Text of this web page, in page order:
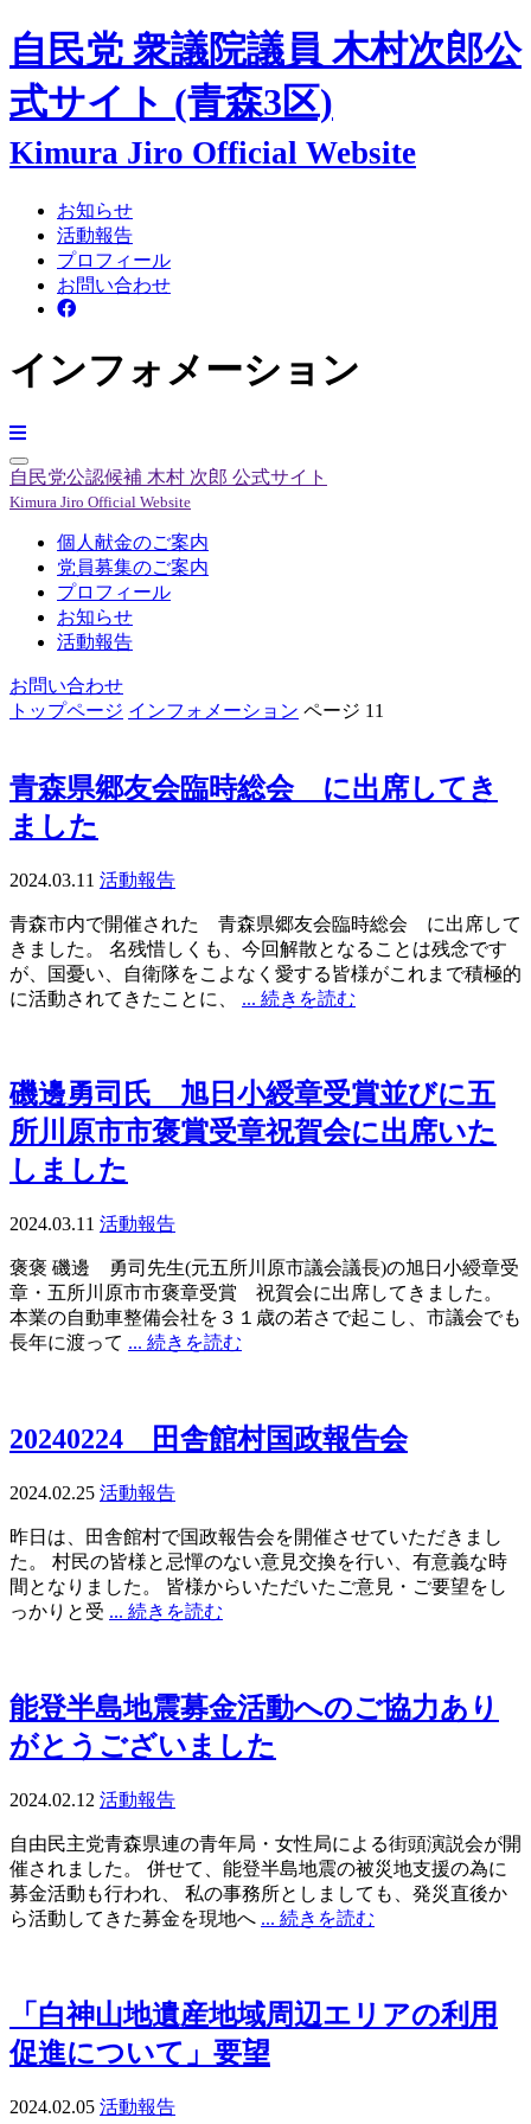
自民党 衆議院議員 木村次郎公
式サイト (青森3区)
Kimura Jiro Official Website
お知らせ
活動報告
プロフィール
お問い合わせ
インフォメーション
自民党公認候補 木村 次郎 公式サイト
Kimura Jiro Official Website
個人献金のご案内
党員募集のご案内
プロフィール
お知らせ
活動報告
お問い合わせ
トップページ インフォメーション ページ 11
青森県郷友会臨時総会 に出席してき
ました
2024.03.11 活動報告
青森市内で開催された 青森県郷友会臨時総会 に出席して
きました。 名残惜しくも、今回解散となることは残念です
が、国憂い、自衛隊をこよなく愛する皆様がこれまで積極的
に活動されてきたことに、 ... 続きを読む
磯邊勇司氏 旭日小綬章受賞並びに五
所川原市市褒賞受章祝賀会に出席いた
しました
2024.03.11 活動報告
褒褒 磯邊 勇司先生(元五所川原市議会議長)の旭日小綬章受
章・五所川原市市褒章受賞 祝賀会に出席してきました。
本業の自動車整備会社を３１歳の若さで起こし、市議会でも
長年に渡って ... 続きを読む
20240224 田舎館村国政報告会
2024.02.25 活動報告
昨日は、田舎館村で国政報告会を開催させていただきまし
た。 村民の皆様と忌憚のない意見交換を行い、有意義な時
間となりました。 皆様からいただいたご意見・ご要望をし
っかりと受 ... 続きを読む
能登半島地震募金活動へのご協力あり
がとうございました
2024.02.12 活動報告
自由民主党青森県連の青年局・女性局による街頭演説会が開
催されました。 併せて、能登半島地震の被災地支援の為に
募金活動も行われ、 私の事務所としましても、発災直後か
ら活動してきた募金を現地へ ... 続きを読む
「白神山地遺産地域周辺エリアの利用
促進について」要望
2024.02.05 活動報告